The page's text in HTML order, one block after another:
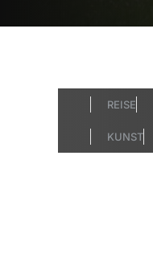
REISE
KUNST